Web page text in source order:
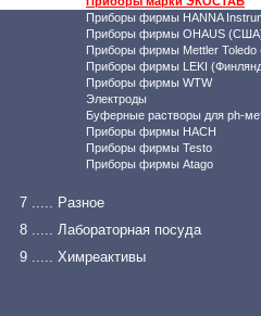
Приборы фирмы HANNA
Приборы фирмы OHAUS
Приборы фирмы Mettler Toledo
Приборы фирмы LEKI
Приборы фирмы WTW
Электроды
Буферные растворы для ph-
Приборы фирмы HACH
Приборы фирмы Testo
Приборы фирмы Atago
7 ..... Разное
8 ..... Лабораторная посуда
9 ..... Химреактивы